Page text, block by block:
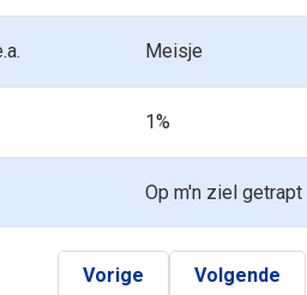
Meisje
1%
Op m'n ziel getrapt
Vorige Volgende